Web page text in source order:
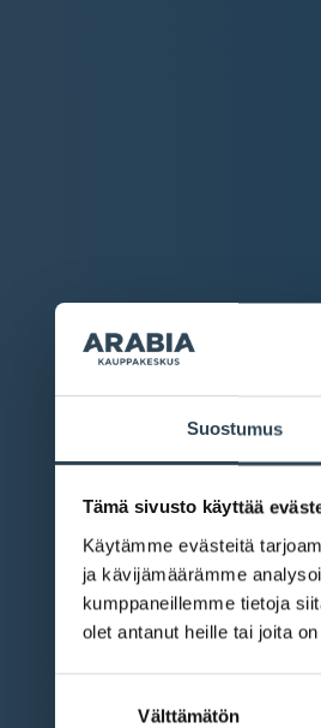
Suostumus
Tämä sivusto käyttää
Käytämme evästeitä
ja kävijämäärämme
kumppaneillemme tietoja
olet antanut heille tai joita
Välttämätön